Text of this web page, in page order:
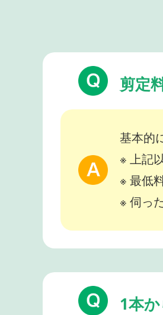
剪定
基本的
※ 上記
※ 最低
※ 伺っ
1本